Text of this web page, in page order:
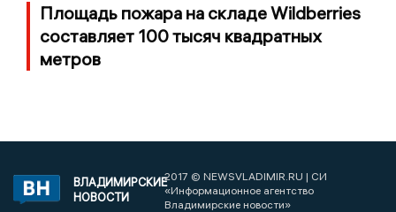
Площадь пожара на складе Wildberries
составляет 100 тысяч квадратных
метров
ВЛАДИМИРСКИЕ
НОВОСТИ
2017 © NEWSVLADIMIR.RU | СИ
«Информационное агентство
Владимирские новости»